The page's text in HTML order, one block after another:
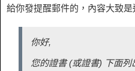
給你發提醒郵件的，內容大致是
你好,
您的證書 (或證書) 下面